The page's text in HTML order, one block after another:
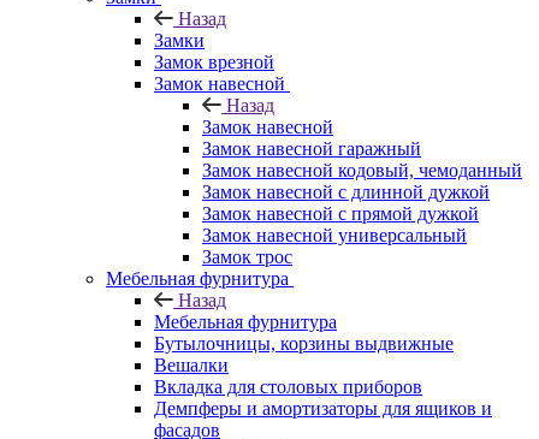
Назад
Замки
Замок врезной
Замок навесной
Назад
Замок навесной
Замок навесной гаражный
Замок навесной кодовый, чемоданный
Замок навесной с длинной дужкой
Замок навесной с прямой дужкой
Замок навесной универсальный
Замок трос
Мебельная фурнитура
Назад
Мебельная фурнитура
Бутылочницы, корзины выдвижные
Вешалки
Вкладка для столовых приборов
Демпферы и амортизаторы для ящиков и
фасадов